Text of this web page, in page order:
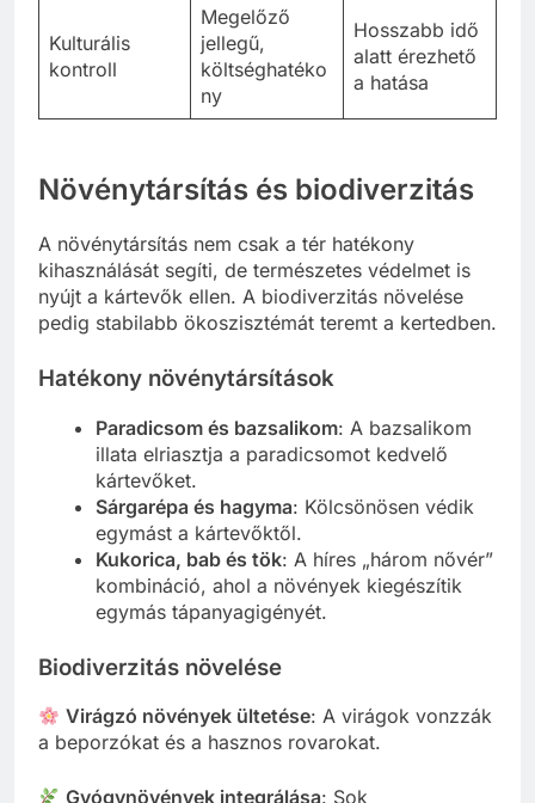
Kulturális
kontroll
Megelőző
jellegű,
költséghatéko
ny
Hosszabb idő
alatt érezhető
a hatása
Növénytársítás és biodiverzitás
A növénytársítás nem csak a tér hatékony
kihasználását segíti, de természetes védelmet is
nyújt a kártevők ellen. A biodiverzitás növelése
pedig stabilabb ökoszisztémát teremt a kertedben.
Hatékony növénytársítások
Paradicsom és bazsalikom: A bazsalikom
illata elriasztja a paradicsomot kedvelő
kártevőket.
Sárgarépa és hagyma: Kölcsönösen védik
egymást a kártevőktől.
Kukorica, bab és tök: A híres „három nővér”
kombináció, ahol a növények kiegészítik
egymás tápanyagigényét.
Biodiverzitás növelése
Virágzó növények ültetése: A virágok vonzzák
a beporzókat és a hasznos rovarokat.
Gyógynövények integrálása: Sok